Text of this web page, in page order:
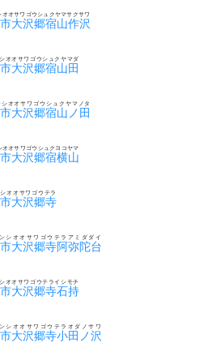
大沢郷宿山作沢
オサワゴウシュクヤマサクサワ
大沢郷宿山田
オオサワゴウシュクヤマダ
大沢郷宿山ノ田
オオサワゴウシュクヤマノタ
大沢郷宿横山
オオサワゴウシュクヨコヤマ
大沢郷寺
オオサワゴウテラ
大沢郷寺阿弥陀台
シオオサワゴウテラアミダダイ
大沢郷寺石持
オオサワゴウテライシモチ
大沢郷寺小田ノ沢
シオオサワゴウテラオダノサワ